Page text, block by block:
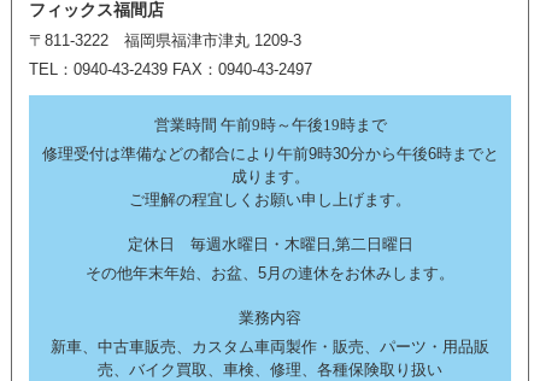
フィックス福間店
〒811-3222 福岡県福津市津丸 1209-3
TEL：0940-43-2439 FAX：0940-43-2497
営業時間 午前9時～午後19時まで
修理受付は準備などの都合により午前9時30分から午後6時までと
成ります。
ご理解の程宜しくお願い申し上げます。
定休日 毎週水曜日・木曜日,第二日曜日
その他年末年始、お盆、5月の連休をお休みします。
業務内容
新車、中古車販売、カスタム車両製作・販売、パーツ・用品販
売、バイク買取、車検、修理、各種保険取り扱い